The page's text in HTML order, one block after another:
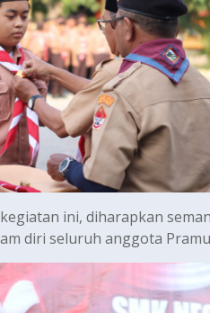
ini, diharapkan
diri seluruh anggota